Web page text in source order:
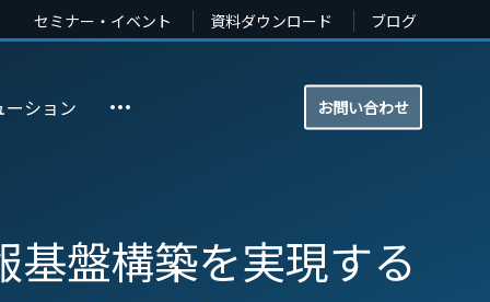
セミナー・イベント 資料ダウンロード ブログ
ション お問い合わせ
盤構築を実現する